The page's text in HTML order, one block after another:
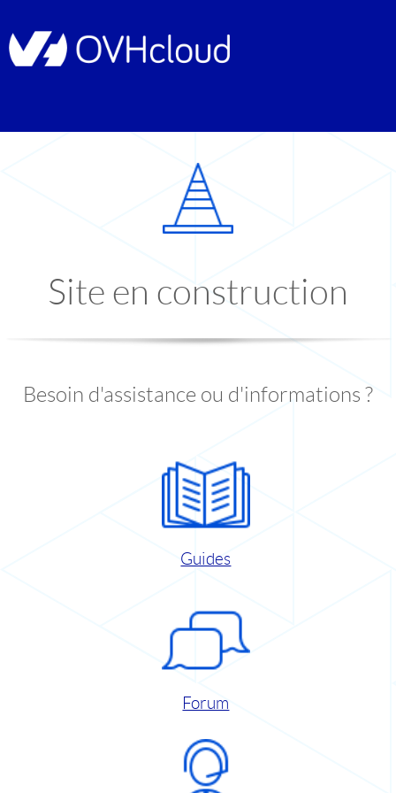
Site en construction
Besoin d'assistance ou d'informations ?
Guides
Forum